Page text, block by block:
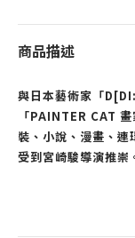
商品描述
與日本藝術家「
「PAINTER CAT 畫
裝、小說、漫畫、
受到宮崎駿導演推崇